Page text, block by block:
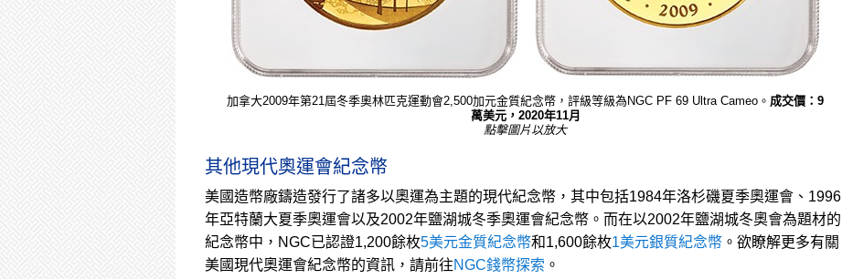
加拿大2009年第21屆冬季奧林匹克運動會2,500加元金質紀念幣，評級等級為NGC PF 69 Ultra Cameo。 成交價：9
萬美元，2020年11月
點擊圖片以放大
其他現代奧運會紀念幣
美國造幣廠鑄造發行了諸多以奧運為主題的現代紀念幣，其中包括1984年洛杉磯夏季奧運會、1996
年亞特蘭大夏季奧運會以及2002年鹽湖城冬季奧運會紀念幣。而在以2002年鹽湖城冬奧會為題材的
紀念幣中，NGC已認證1,200餘枚5美元金質紀念幣和1,600餘枚1美元銀質紀念幣 。欲瞭解更多有關
美國現代奧運會紀念幣的資訊，請前往NGC錢幣探索 。